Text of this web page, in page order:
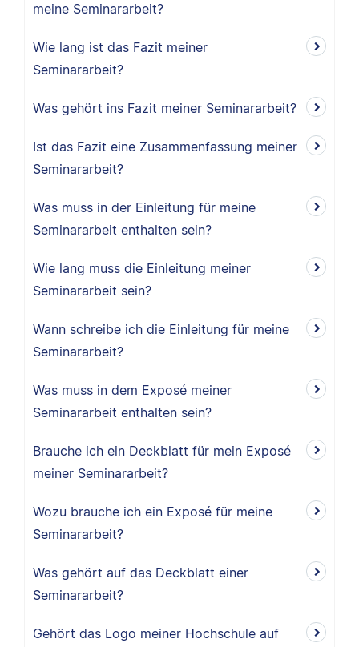
meine Seminararbeit?
Wie lang ist das Fazit meiner
Seminararbeit?
Was gehört ins Fazit meiner Seminararbeit?
Ist das Fazit eine Zusammenfassung meiner
Seminararbeit?
Was muss in der Einleitung für meine
Seminararbeit enthalten sein?
Wie lang muss die Einleitung meiner
Seminararbeit sein?
Wann schreibe ich die Einleitung für meine
Seminararbeit?
Was muss in dem Exposé meiner
Seminararbeit enthalten sein?
Brauche ich ein Deckblatt für mein Exposé
meiner Seminararbeit?
Wozu brauche ich ein Exposé für meine
Seminararbeit?
Was gehört auf das Deckblatt einer
Seminararbeit?
Gehört das Logo meiner Hochschule auf